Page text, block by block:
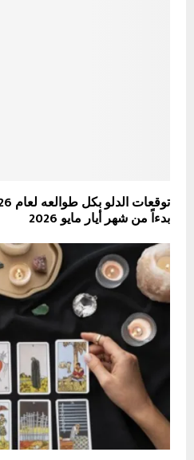
بدءاً من شهر أيار مايو 2026